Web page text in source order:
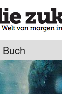
Buch